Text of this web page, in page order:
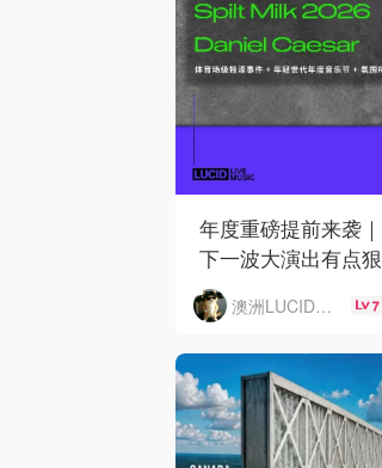
年度重磅提前来袭
下一波大演出有点狠
澳洲LUCID音乐演出 7